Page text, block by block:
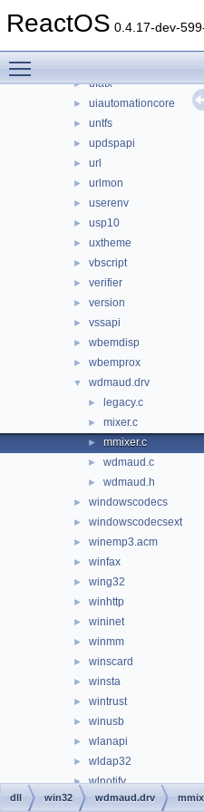
ReactOS 0.4.17-dev-
► ucrtbase
► ufatx
► uiautomationcore
► untfs
► updspapi
► url
► urlmon
► userenv
► usp10
► uxtheme
► vbscript
► verifier
► version
► vssapi
► wbemdisp
► wbemprox
▼ wdmaud.drv
► legacy.c
► mixer.c
► mmixer.c
► wdmaud.c
► wdmaud.h
► windowscodecs
► windowscodecsext
► winemp3.acm
► winfax
► wing32
► winhttp
► wininet
► winmm
► winscard
► winsta
► wintrust
► winusb
► wlanapi
► wldap32
► wlnotify
► wmiutils
dll win32 wdmaud.drv